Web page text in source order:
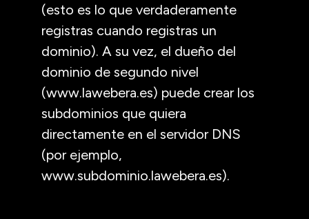
(esto es lo que verdaderamente
registras cuando registras un
dominio). A su vez, el dueño del
dominio de segundo nivel
(www.lawebera.es) puede crear los
subdominios que quiera
directamente en el servidor DNS
(por ejemplo,
www.subdominio.lawebera.es).